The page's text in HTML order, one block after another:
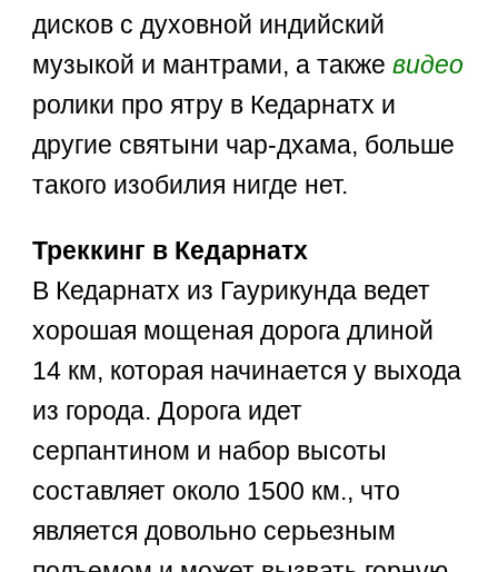
дисков с духовной индийский
музыкой и мантрами, а такжевидео
ролики про ятру в Кедарнатх и
другие святыни чар-дхама, больше
такого изобилия нигде нет.
Треккинг в Кедарнатх
В Кедарнатх из Гаурикунда ведет
хорошая мощеная дорога длиной
14 км, которая начинается у выхода
из города. Дорога идет
серпантином и набор высоты
составляет около 1500 км., что
является довольно серьезным